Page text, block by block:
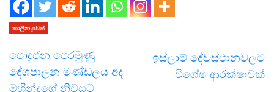
කාලීන පුවත්
පොදුජන පෙරමුණු
දේශපාලන මණ්ඩලය අද
මහින්දගේ නිවසට
ඉස්ලාම් දේවස්ථානවලට
විශේෂ ආරක්ෂාවක්